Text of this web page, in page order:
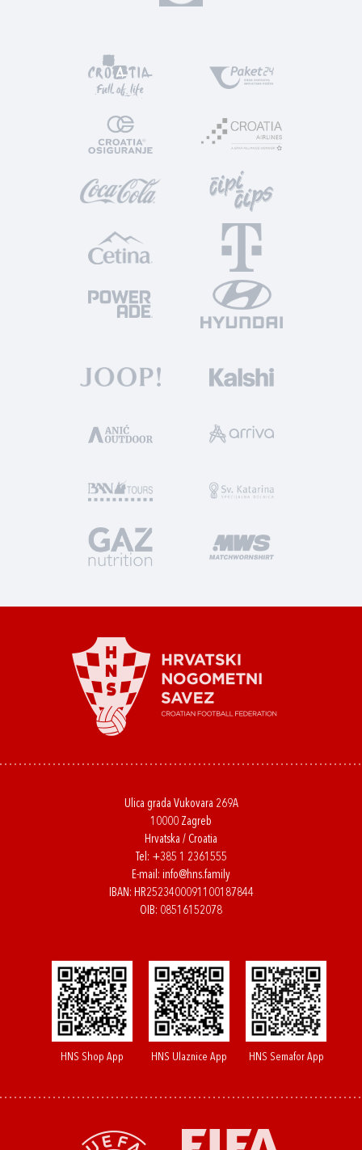
Ulica grada Vukovara 269A
10000 Zagreb
Hrvatska / Croatia
Tel: +385 1 2361555
E-mail: info@hns.family
IBAN: HR2523400091100187844
OIB: 08516152078
HNS Shop App HNS Ulaznice App HNS Semafor App